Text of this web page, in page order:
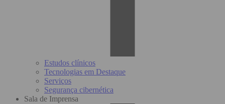
Estudos clínicos
Tecnologias em Destaque
Serviços
Segurança cibernética
Sala de Imprensa